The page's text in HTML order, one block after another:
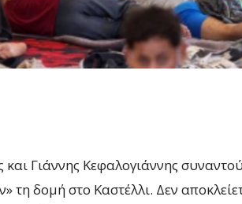
Γιάννης Κεφαλογιάννης
τη δομή στο Καστέλλι. Δεν